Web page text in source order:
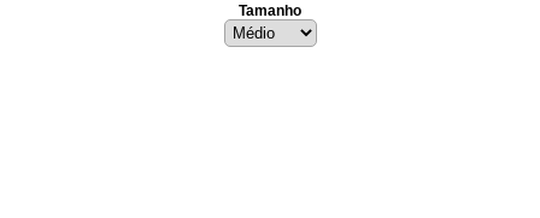
Tamanho